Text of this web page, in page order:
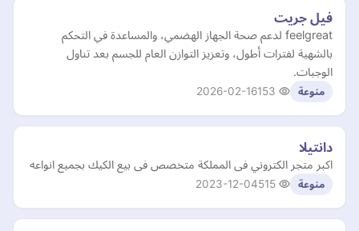
فيل جريت
feelgreat لدعم صحة الجهاز الهضمي، والمساعدة في التحكم
بالشهية لفترات أطول، وتعزيز التوازن العام للجسم بعد تناول
الوجبات.
منوعة 2026-02-16
دانتيلا
اكبر متجر الكتروني فى المملكة متخصص فى بيع الكيك بجميع انواعه
منوعة 2023-12-04